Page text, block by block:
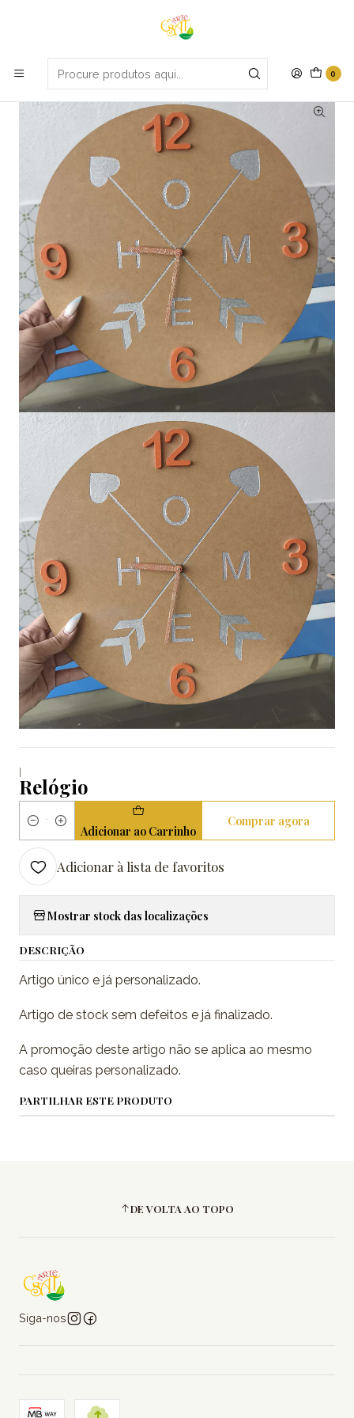
0
Portes grátis em compras apartir de 70€
|
Relógio
Quantidade Adicionar ao Carrinho
Comprar agora
Adicionar à lista de favoritos
Mostrar stock das localizações
DESCRIÇÃO
Artigo único e já personalizado.
Artigo de stock sem defeitos e já finalizado.
A promoção deste artigo não se aplica ao mesmo
caso queiras personalizado.
PARTILHAR ESTE PRODUTO
DE VOLTA AO TOPO
Siga-nos